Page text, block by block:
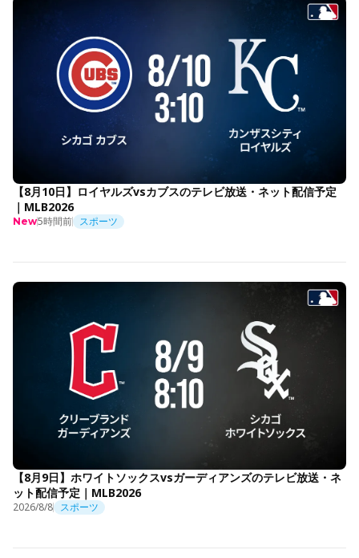
【8月10日】ロイヤルズvsカブスのテレビ放送・ネット配信予定
｜MLB2026
New5時間前 スポーツ
【8月9日】ホワイトソックスvsガーディアンズのテレビ放送・ネ
ット配信予定｜MLB2026
2026/8/8 スポーツ